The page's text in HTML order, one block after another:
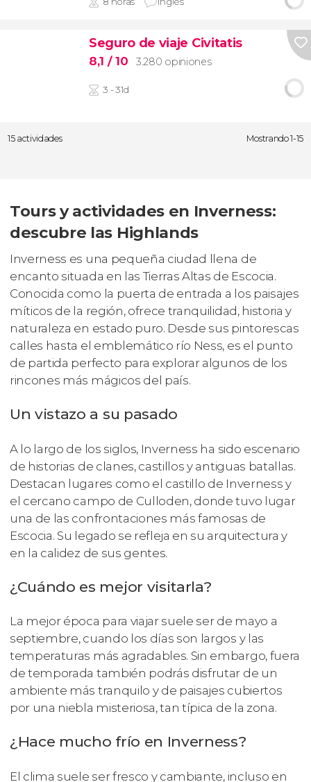
Seguro de viaje Civitatis
8,1 / 10 3.280 opiniones
3 - 31d
15 actividades Mostrando 1-15
Tours y actividades en Inverness:
descubre las Highlands
Inverness es una pequeña ciudad llena de
encanto situada en las Tierras Altas de Escocia.
Conocida como la puerta de entrada a los paisajes
míticos de la región, ofrece tranquilidad, historia y
naturaleza en estado puro. Desde sus pintorescas
calles hasta el emblemático río Ness, es el punto
de partida perfecto para explorar algunos de los
rincones más mágicos del país.
Un vistazo a su pasado
A lo largo de los siglos, Inverness ha sido escenario
de historias de clanes, castillos y antiguas batallas.
Destacan lugares como el castillo de Inverness y
el cercano campo de Culloden, donde tuvo lugar
una de las confrontaciones más famosas de
Escocia. Su legado se refleja en su arquitectura y
en la calidez de sus gentes.
¿Cuándo es mejor visitarla?
La mejor época para viajar suele ser de mayo a
septiembre, cuando los días son largos y las
temperaturas más agradables. Sin embargo, fuera
de temporada también podrás disfrutar de un
ambiente más tranquilo y de paisajes cubiertos
por una niebla misteriosa, tan típica de la zona.
¿Hace mucho frío en Inverness?
El clima suele ser fresco y cambiante, incluso en